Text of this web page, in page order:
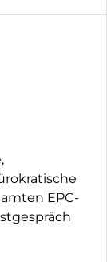
EPC-